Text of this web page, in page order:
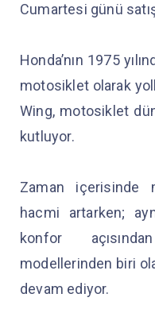
Cumartesi günü
Honda’nın 1975
motosiklet olarak
Wing, motosiklet
kutluyor.
Zaman içerisinde
hacmi artarken;
konfor
modellerinden biri
devam ediyor.